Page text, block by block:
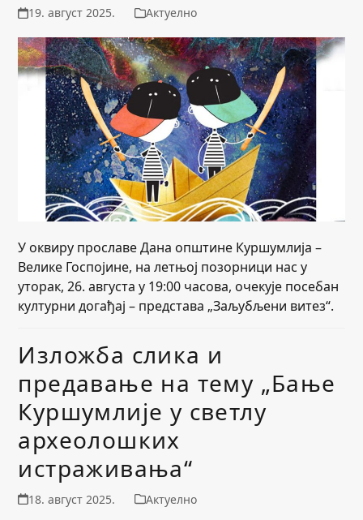
19. август 2025. Актуелно
У оквиру прославе Дана општине Куршумлија –
Велике Госпојине, на летњој позорници нас у
уторак, 26. августа у 19:00 часова, очекује посебан
културни догађај – представа „Заљубљени витез“.
Изложба слика и
предавање на тему „Бање
Куршумлије у светлу
археолошких
истраживања“
18. август 2025. Актуелно